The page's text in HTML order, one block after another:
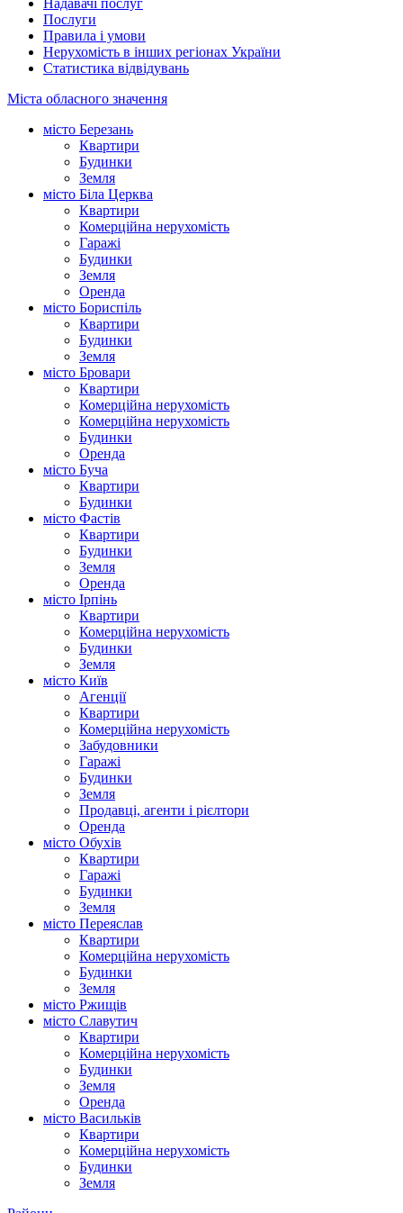
Послуги
Правила і умови
Нерухомість в інших регіонах України
Статистика відвідувань
Міста обласного значення
місто Березань
Квартири
Будинки
Земля
місто Біла Церква
Квартири
Комерційна нерухомість
Гаражі
Будинки
Земля
Оренда
місто Бориспіль
Квартири
Будинки
Земля
місто Бровари
Квартири
Комерційна нерухомість
Комерційна нерухомість
Будинки
Оренда
місто Буча
Квартири
Будинки
місто Фастів
Квартири
Будинки
Земля
Оренда
місто Ірпінь
Квартири
Комерційна нерухомість
Будинки
Земля
місто Київ
Агенції
Квартири
Комерційна нерухомість
Забудовники
Гаражі
Будинки
Земля
Продавці, агенти і рієлтори
Оренда
місто Обухів
Квартири
Гаражі
Будинки
Земля
місто Переяслав
Квартири
Комерційна нерухомість
Будинки
Земля
місто Ржищів
місто Славутич
Квартири
Комерційна нерухомість
Будинки
Земля
Оренда
місто Василькiв
Квартири
Комерційна нерухомість
Будинки
Земля